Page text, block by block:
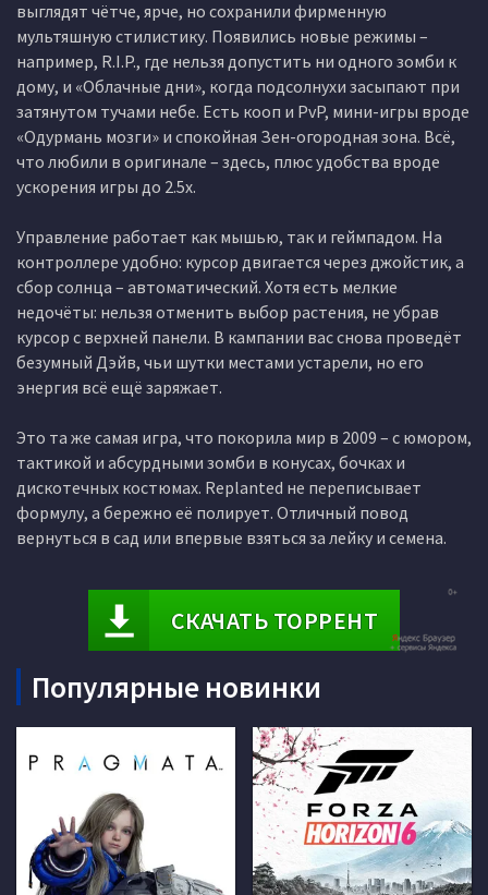
выглядят чётче, ярче, но сохранили фирменную
мультяшную стилистику. Появились новые режимы –
например, R.I.P., где нельзя допустить ни одного зомби к
дому, и «Облачные дни», когда подсолнухи засыпают при
затянутом тучами небе. Есть кооп и PvP, мини-игры вроде
«Одурмань мозги» и спокойная Зен-огородная зона. Всё,
что любили в оригинале – здесь, плюс удобства вроде
ускорения игры до 2.5x.
Управление работает как мышью, так и геймпадом. На
контроллере удобно: курсор двигается через джойстик, а
сбор солнца – автоматический. Хотя есть мелкие
недочёты: нельзя отменить выбор растения, не убрав
курсор с верхней панели. В кампании вас снова проведёт
безумный Дэйв, чьи шутки местами устарели, но его
энергия всё ещё заряжает.
Это та же самая игра, что покорила мир в 2009 – с юмором,
тактикой и абсурдными зомби в конусах, бочках и
дискотечных костюмах. Replanted не переписывает
формулу, а бережно её полирует. Отличный повод
вернуться в сад или впервые взяться за лейку и семена.
СКАЧАТЬ ТОРРЕНТ
Популярные новинки